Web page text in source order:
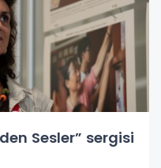
Sesler” sergisi